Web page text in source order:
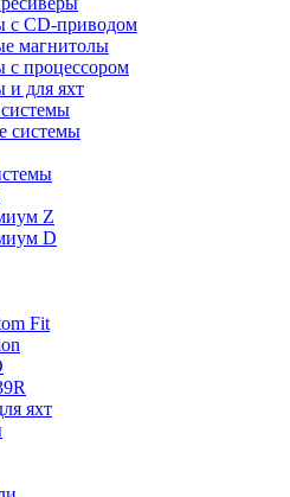
с CD-приводом
магнитолы
с процессором
и для яхт
системы
Z
D
Fit
яхт